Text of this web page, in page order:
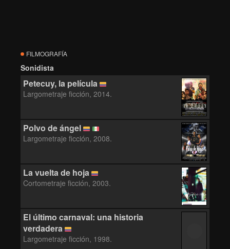
FILMOGRAFÍA
Sonidista
Petecuy, la película
Largometraje ficción, 2014.
Polvo de ángel
Largometraje ficción, 2008.
La vuelta de hoja
Cortometraje ficción, 2003.
El último carnaval: una historia
verdadera
Largometraje ficción, 1998.